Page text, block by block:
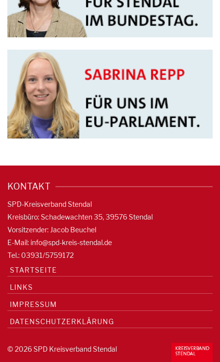
KONTAKT
SPD-Kreisverband Stendal
Kreisbüro: Schadewachten 35, 39576 Stendal
Vorsitzender: Jacob Beuchel
E-Mail: info@spd-kreis-stendal.de
Tel.: 03931/5759172
STARTSEITE
LINKS
IMPRESSUM
DATENSCHUTZERKLÄRUNG
© 2026 SPD Kreisverband Stendal